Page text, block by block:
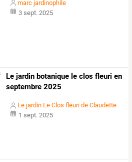
marc jardinophile
3 sept. 2025
Le jardin botanique le clos fleuri en
septembre 2025
Le jardin Le Clos fleuri de Claudette
1 sept. 2025